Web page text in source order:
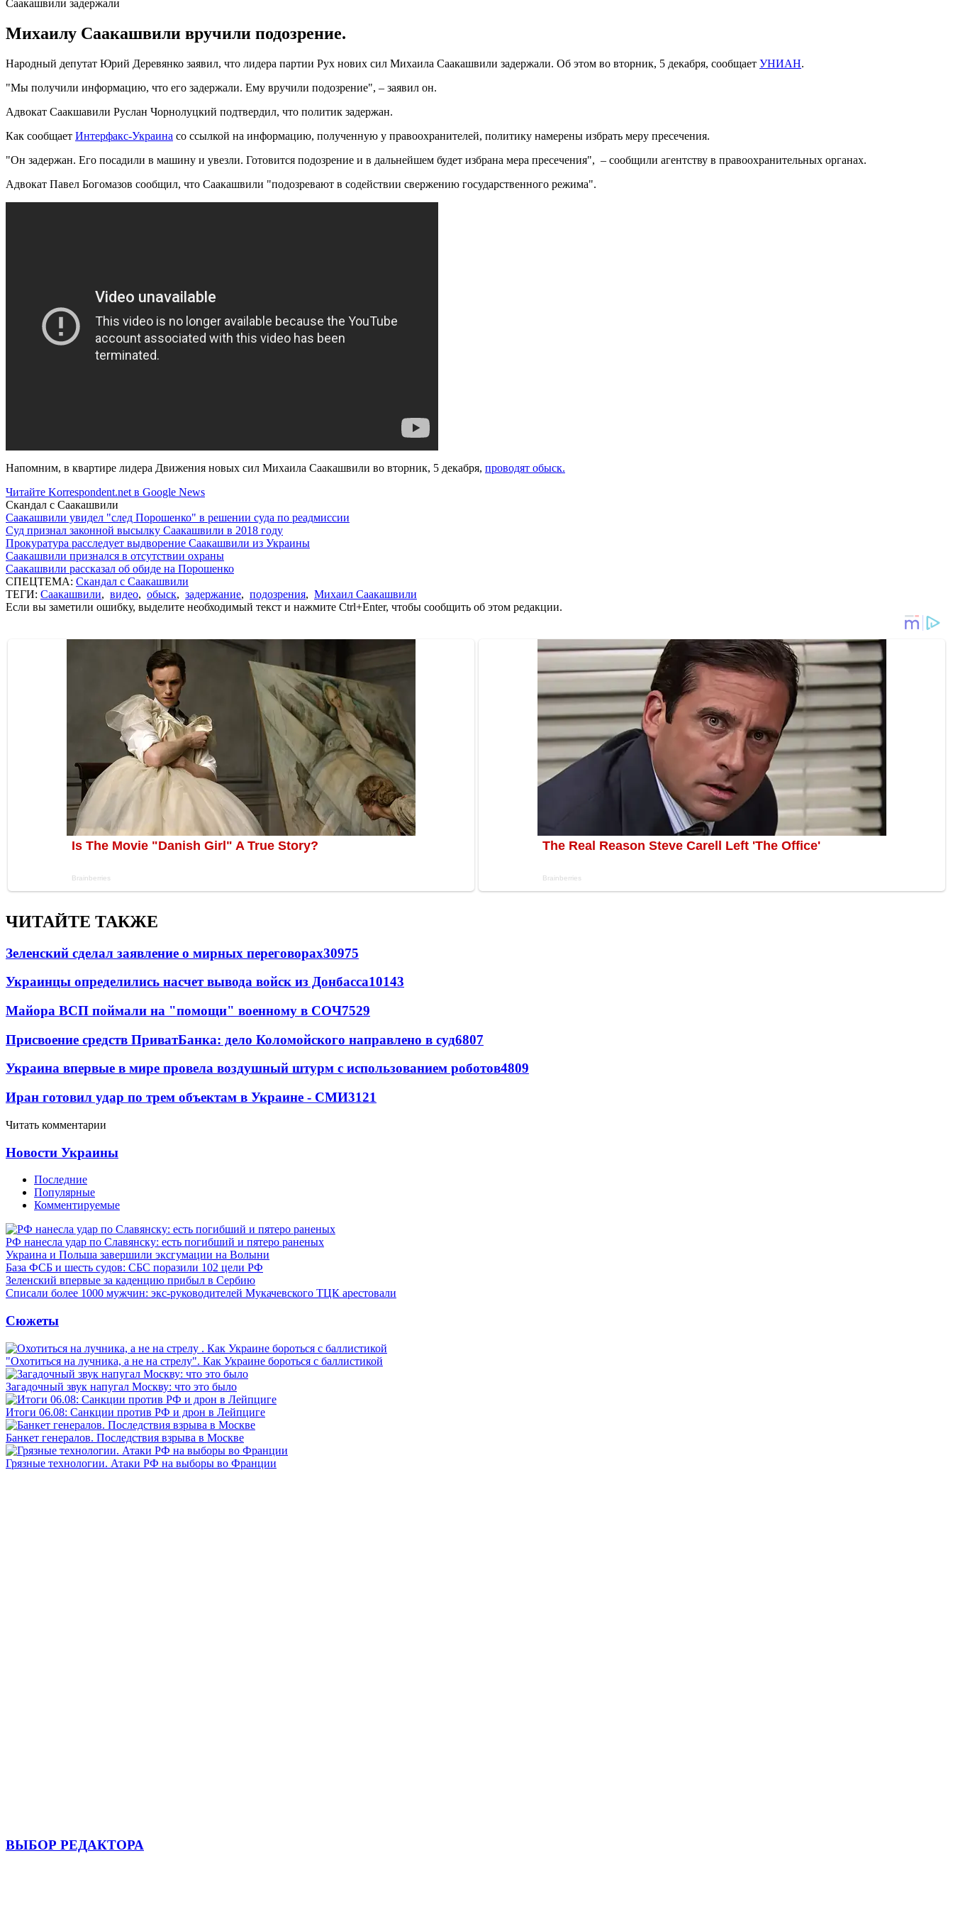
Саакашвили задержали
Михаилу Саакашвили вручили подозрение.
Народный депутат Юрий Деревянко заявил, что лидера партии Рух нових сил Михаила Саакашвили задержали. Об этом во вторник, 5 декабря, сообщает УНИАН.
"Мы получили информацию, что его задержали. Ему вручили подозрение", – заявил он.
Адвокат Саакшавили Руслан Чорнолуцкий подтвердил, что политик задержан.
Как сообщает Интерфакс-Украина со ссылкой на информацию, полученную у правоохранителей, политику намерены избрать меру пресечения.
"Он задержан. Его посадили в машину и увезли. Готовится подозрение и в дальнейшем будет избрана мера пресечения", – сообщили агентству в правоохранительных органах.
Адвокат Павел Богомазов сообщил, что Саакашвили "подозревают в содействии свержению государственного режима".
Напомним, в квартире лидера Движения новых сил Михаила Саакашвили во вторник, 5 декабря, проводят обыск.
Читайте Korrespondent.net в Google News
Скандал с Саакашвили
Саакашвили увидел "след Порошенко" в решении суда по реадмиссии
Суд признал законной высылку Саакашвили в 2018 году
Прокуратура расследует выдворение Саакашвили из Украины
Саакашвили признался в отсутствии охраны
Саакашвили рассказал об обиде на Порошенко
СПЕЦТЕМА: Скандал с Саакашвили
ТЕГИ: Саакашвили, видео, обыск, задержание, подозрения, Михаил Саакашвили
Если вы заметили ошибку, выделите необходимый текст и нажмите Ctrl+Enter, чтобы сообщить об этом редакции.
ЧИТАЙТЕ ТАКЖЕ
Зеленский сделал заявление о мирных переговорах30975
Украинцы определились насчет вывода войск из Донбасса10143
Майора ВСП поймали на "помощи" военному в СОЧ7529
Присвоение средств ПриватБанка: дело Коломойского направлено в суд6807
Украина впервые в мире провела воздушный штурм с использованием роботов4809
Иран готовил удар по трем объектам в Украине - СМИ3121
Читать комментарии
Новости Украины
Последние
Популярные
Комментируемые
РФ нанесла удар по Славянску: есть погибший и пятеро раненых
Украина и Польша завершили эксгумации на Волыни
База ФСБ и шесть судов: СБС поразили 102 цели РФ
Зеленский впервые за каденцию прибыл в Сербию
Списали более 1000 мужчин: экс-руководителей Мукачевского ТЦК арестовали
Сюжеты
"Охотиться на лучника, а не на стрелу". Как Украине бороться с баллистикой
Загадочный звук напугал Москву: что это было
Итоги 06.08: Санкции против РФ и дрон в Лейпциге
Банкет генералов. Последствия взрыва в Москве
Грязные технологии. Атаки РФ на выборы во Франции
ВЫБОР РЕДАКТОРА